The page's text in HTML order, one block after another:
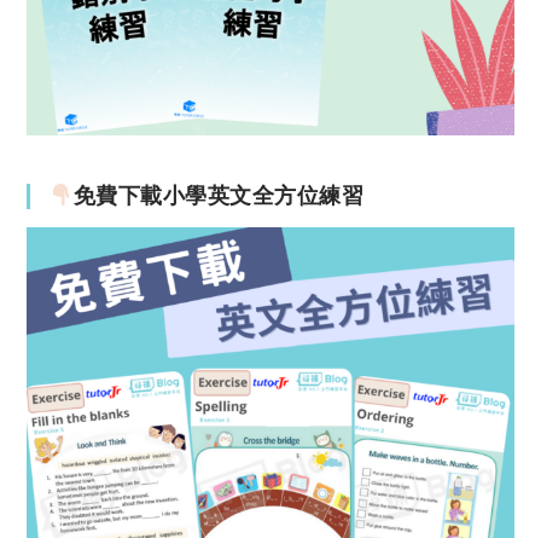
免費下載小學英文全方位練習